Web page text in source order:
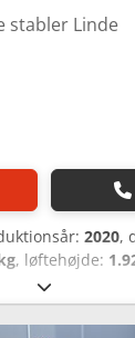
stabler Linde
2020,
, løftehøjde:
, mastetype:
,
Linde